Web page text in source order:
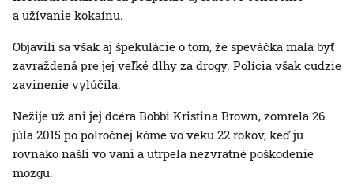
a užívanie kokaínu.
Objavili sa však aj špekulácie o tom, že speváčka mala byť
zavraždená pre jej veľké dlhy za drogy. Polícia však cudzie
zavinenie vylúčila.
Nežije už ani jej dcéra Bobbi Kristina Brown, zomrela 26.
júla 2015 po polročnej kóme vo veku 22 rokov, keď ju
rovnako našli vo vani a utrpela nezvratné poškodenie
mozgu.